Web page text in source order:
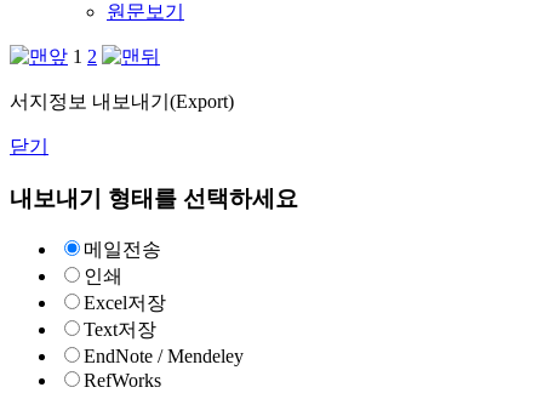
원문보기
1 2
서지정보 내보내기(Export)
닫기
내보내기 형태를 선택하세요
메일전송
인쇄
Excel저장
Text저장
EndNote / Mendeley
RefWorks